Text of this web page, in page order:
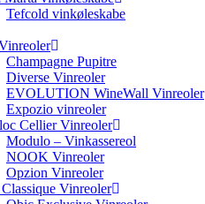
Tefcold vinkøleskabe
Champagne Pupitre
Diverse Vinreoler
EVOLUTION WineWall Vinreoler
Expozio vinreoler
Cellier Vinreoler
Modulo – Vinkassereol
NOOK Vinreoler
Opzion Vinreoler
Vinreoler